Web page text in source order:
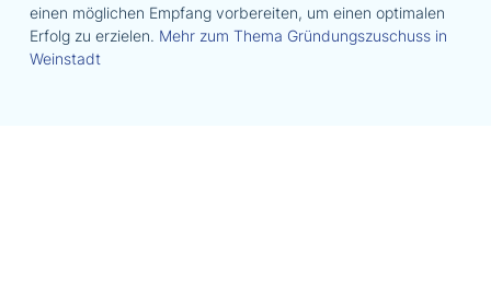
einen möglichen Empfang vorbereiten, um einen optimalen
Erfolg zu erzielen. Mehr zum Thema Gründungszuschuss in
Weinstadt